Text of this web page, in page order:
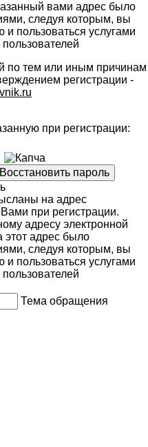
вами адрес было
следуя которым, вы
и пользоваться услугами
по тем или иным причинам
регистрации -
при регистрации:
на адрес
при регистрации.
адресу электронной
этот адрес было
следуя которым, вы
и пользоваться услугами
Тема обращения